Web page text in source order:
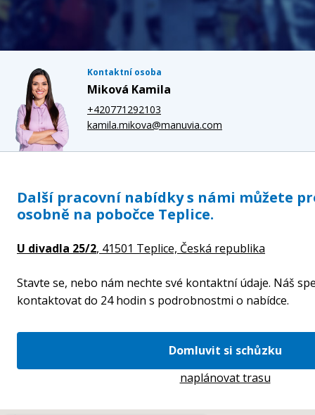
Kontaktní osoba
Miková Kamila
+420771292103
kamila.mikova@manuvia.com
Další pracovní nabídky s námi můžete
osobně na pobočce Teplice.
U divadla 25/2, 41501 Teplice, Česká republika
Stavte se, nebo nám nechte své kontaktní údaje. Náš
kontaktovat do 24 hodin s podrobnostmi o nabídce.
Domluvit si schůzku
naplánovat trasu